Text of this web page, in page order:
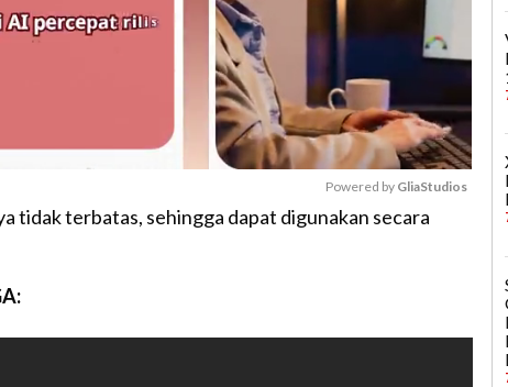
e
Powered by GliaStudios
tidak terbatas, sehingga dapat digunakan secara